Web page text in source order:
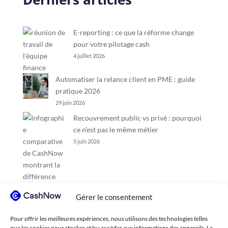
Gérer le consentement
Pour offrir les meilleures expériences, nous utilisons des technologies telles
E-reporting : ce que la réforme change
pour votre pilotage cash
4 juillet 2026
Automatiser la relance client en PME : guide
pratique 2026
29 juin 2026
Recouvrement public vs privé : pourquoi
ce n’est pas le même métier
5 juin 2026